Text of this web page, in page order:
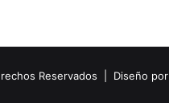
Reservados | Diseño por